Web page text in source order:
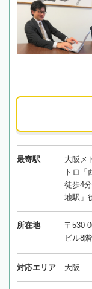
最寄駅
大阪メ
トロ「
徒歩4
地駅」
所在地
〒530-
ビル8階
対応エリア 大阪